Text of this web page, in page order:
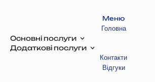
Меню
Головна
Основні послуги
Додаткові послуги
Контакти
Відгуки